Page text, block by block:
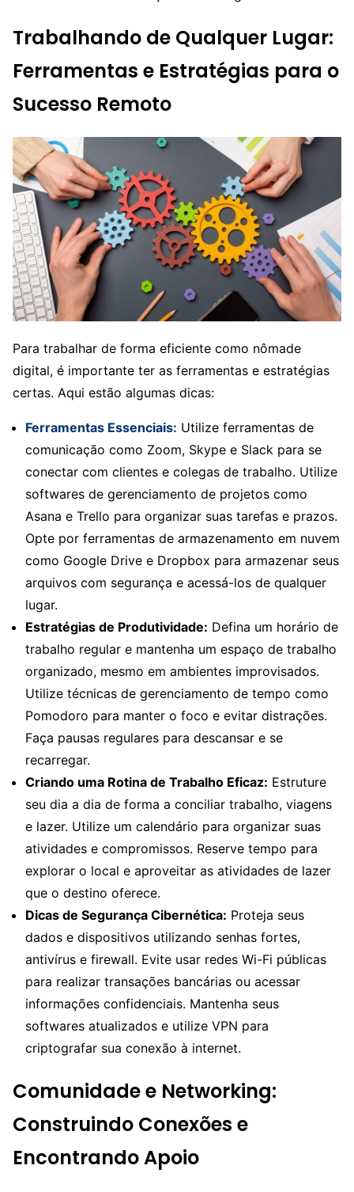
Trabalhando de Qualquer Lugar:
Ferramentas e Estratégias para o
Sucesso Remoto
Para trabalhar de forma eficiente como nômade
digital, é importante ter as ferramentas e estratégias
certas. Aqui estão algumas dicas:
Ferramentas Essenciais: Utilize ferramentas de
comunicação como Zoom, Skype e Slack para se
conectar com clientes e colegas de trabalho. Utilize
softwares de gerenciamento de projetos como
Asana e Trello para organizar suas tarefas e prazos.
Opte por ferramentas de armazenamento em nuvem
como Google Drive e Dropbox para armazenar seus
arquivos com segurança e acessá-los de qualquer
lugar.
Estratégias de Produtividade: Defina um horário de
trabalho regular e mantenha um espaço de trabalho
organizado, mesmo em ambientes improvisados.
Utilize técnicas de gerenciamento de tempo como
Pomodoro para manter o foco e evitar distrações.
Faça pausas regulares para descansar e se
recarregar.
Criando uma Rotina de Trabalho Eficaz: Estruture
seu dia a dia de forma a conciliar trabalho, viagens
e lazer. Utilize um calendário para organizar suas
atividades e compromissos. Reserve tempo para
explorar o local e aproveitar as atividades de lazer
que o destino oferece.
Dicas de Segurança Cibernética: Proteja seus
dados e dispositivos utilizando senhas fortes,
antivírus e firewall. Evite usar redes Wi-Fi públicas
para realizar transações bancárias ou acessar
informações confidenciais. Mantenha seus
softwares atualizados e utilize VPN para
criptografar sua conexão à internet.
Comunidade e Networking:
Construindo Conexões e
Encontrando Apoio